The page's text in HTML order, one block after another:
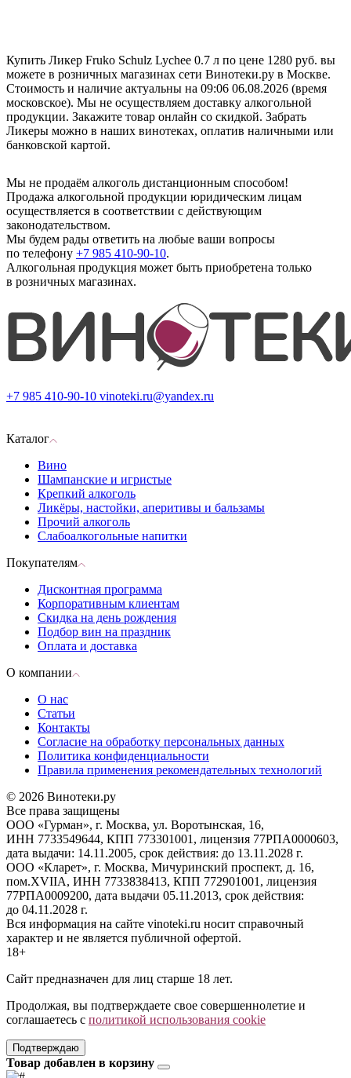
Купить Ликер Fruko Schulz Lychee 0.7 л по цене 1280 руб. вы
можете в розничных магазинах сети Винотеки.ру в Москве.
Стоимость и наличие актуальны на 09:06 06.08.2026 (время
московское). Мы не осуществляем доставку алкогольной
продукции. Закажите товар онлайн со скидкой. Забрать
Ликеры можно в наших винотеках, оплатив наличными или
банковской картой.
Мы не продаём алкоголь дистанционным способом!
Продажа алкогольной продукции юридическим лицам
осуществляется в соответствии с действующим
законодательством.
Мы будем рады ответить на любые ваши вопросы
по телефону +7 985 410-90-10.
Алкогольная продукция может быть приобретена только
в розничных магазинах.
+7 985 410-90-10 vinoteki.ru@yandex.ru
Каталог
Вино
Шампанские и игристые
Крепкий алкоголь
Ликёры, настойки, аперитивы и бальзамы
Прочий алкоголь
Слабоалкогольные напитки
Покупателям
Дисконтная программа
Корпоративным клиентам
Скидка на день рождения
Подбор вин на праздник
Оплата и доставка
О компании
О нас
Статьи
Контакты
Согласие на обработку персональных данных
Политика конфиденциальности
Правила применения рекомендательных технологий
© 2026 Винотеки.ру
Все права защищены
ООО «Гурман», г. Москва, ул. Воротынская, 16,
ИНН 7733549644, КПП 773301001, лицензия 77РПА0000603,
дата выдачи: 14.11.2005, срок действия: до 13.11.2028 г.
ООО «Кларет», г. Москва, Мичуринский проспект, д. 16,
пом.XVIIA, ИНН 7733838413, КПП 772901001, лицензия
77РПА0009200, дата выдачи 05.11.2013, срок действия:
до 04.11.2028 г.
Вся информация на сайте vinoteki.ru носит справочный
характер и не является публичной офертой.
18+
Сайт предназначен для лиц старше 18 лет.
Продолжая, вы подтверждаете свое совершеннолетие и
соглашаетесь с политикой использования cookie
Подтверждаю
Товар добавлен в корзину